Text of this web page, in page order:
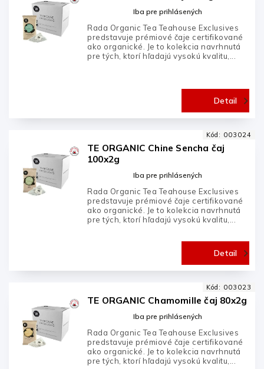
Iba pre prihlásených
Detail
Rada Organic Tea Teahouse Exclusives
predstavuje prémiové čaje certifikované
ako organické. Je to kolekcia navrhnutá
pre tých, ktorí hľadajú vysokú kvalitu,...
TE ORGANIC Chine Sencha čaj
100x2g
Iba pre prihlásených
Detail
Rada Organic Tea Teahouse Exclusives
predstavuje prémiové čaje certifikované
ako organické. Je to kolekcia navrhnutá
pre tých, ktorí hľadajú vysokú kvalitu,...
Kód: 003024
TE ORGANIC Chamomille čaj 80x2g
Iba pre prihlásených
Rada Organic Tea Teahouse Exclusives
predstavuje prémiové čaje certifikované
ako organické. Je to kolekcia navrhnutá
pre tých, ktorí hľadajú vysokú kvalitu,...
Kód: 003023